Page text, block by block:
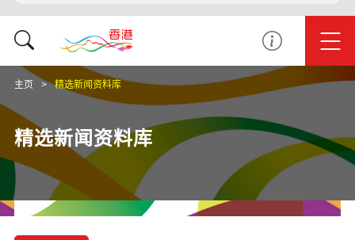
主页 精选新闻资料库
精选新闻资料库